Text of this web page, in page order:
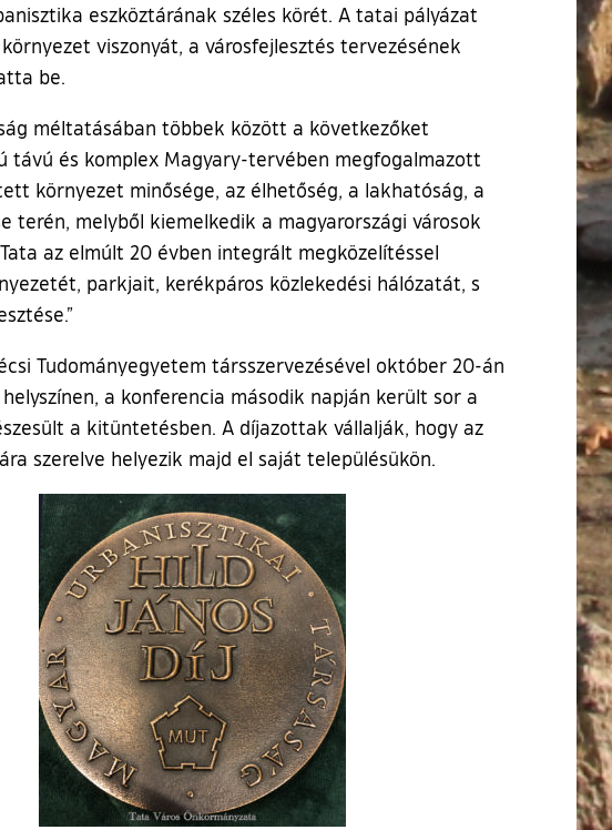
eszköztárának széles körét. A tatai pályázat
viszonyát, a városfejlesztés tervezésének
be.
méltatásában többek között a következőket
távú és komplex Magyary-tervében megfogalmazott
környezet minősége, az élhetőség, a lakhatóság, a
melyből kiemelkedik a magyarországi városok
az elmúlt 20 évben integrált megközelítéssel
parkjait, kerékpáros közlekedési hálózatát, s
Tudományegyetem társszervezésével október 20-án
a konferencia második napján került sor a
a kitüntetésben. A díjazottak vállalják, hogy az
szerelve helyezik majd el saját településükön.